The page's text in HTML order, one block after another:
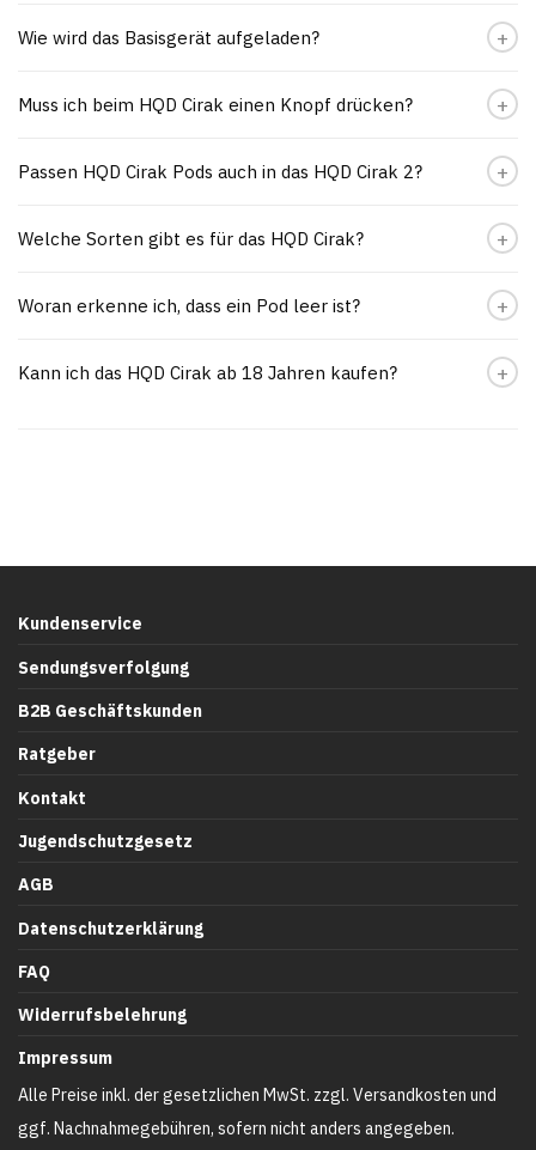
Wie wird das Basisgerät aufgeladen?
Muss ich beim HQD Cirak einen Knopf drücken?
Passen HQD Cirak Pods auch in das HQD Cirak 2?
Welche Sorten gibt es für das HQD Cirak?
Woran erkenne ich, dass ein Pod leer ist?
Kann ich das HQD Cirak ab 18 Jahren kaufen?
Kundenservice
Sendungsverfolgung
B2B Geschäftskunden
Ratgeber
Kontakt
Jugendschutzgesetz
AGB
Datenschutzerklärung
FAQ
Widerrufsbelehrung
Impressum
Alle Preise inkl. der gesetzlichen MwSt. zzgl. Versandkosten und
ggf. Nachnahmegebühren, sofern nicht anders angegeben.